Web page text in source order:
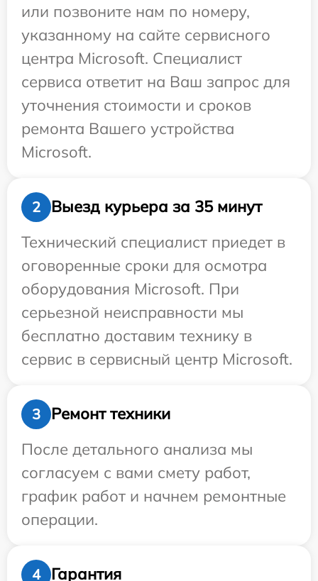
или позвоните нам по номеру,
указанному на сайте сервисного
центра Microsoft. Специалист
сервиса ответит на Ваш запрос для
уточнения стоимости и сроков
ремонта Вашего устройства
Microsoft.
2
Выезд курьера за 35 минут
Технический специалист приедет в
оговоренные сроки для осмотра
оборудования Microsoft. При
серьезной неисправности мы
бесплатно доставим технику в
сервис в сервисный центр Microsoft.
3
Ремонт техники
После детального анализа мы
согласуем с вами смету работ,
график работ и начнем ремонтные
операции.
4 Гарантия